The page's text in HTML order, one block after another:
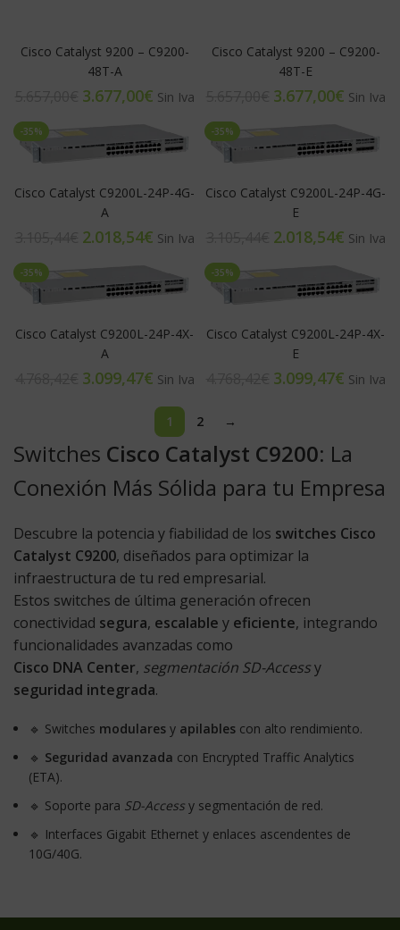
Cisco Catalyst 9200 – C9200-
48T-A
3.677,00€
Cisco Catalyst 9200 – C9200-
48T-E
3.677,00€
-35%
Cisco Catalyst C9200L-24P-4G-
A
2.018,54€
-35%
Cisco Catalyst C9200L-24P-4G-
E
2.018,54€
-35%
Cisco Catalyst C9200L-24P-4X-
A
3.099,47€
-35%
Cisco Catalyst C9200L-24P-4X-
E
3.099,47€
1 2 →
Switches Cisco Catalyst C9200: La
Conexión Más Sólida para tu Empresa
Descubre la potencia y fiabilidad de los switches Cisco
Catalyst C9200, diseñados para optimizar la
infraestructura de tu red empresarial.
Estos switches de última generación ofrecen
conectividad segura, escalable y eficiente, integrando
funcionalidades avanzadas como
Cisco DNA Center, segmentación SD-Accessy
seguridad integrada.
🔹 Switches modulares y apilables con alto rendimiento.
🔹 Seguridad avanzada con Encrypted Traffic Analytics
(ETA).
🔹 Soporte para SD-Access y segmentación de red.
🔹 Interfaces Gigabit Ethernet y enlaces ascendentes de
10G/40G.